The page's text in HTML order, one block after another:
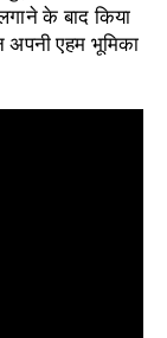
के बाद किया
अपनी एहम भूमिका